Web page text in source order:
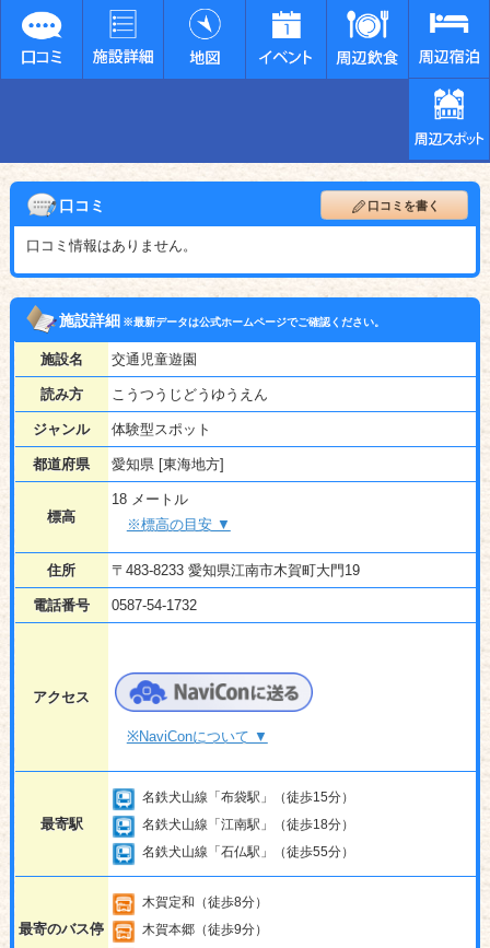
口コミ 口コミを書く
口コミ情報はありません。
施設詳細※最新データは公式ホームページでご確認ください。
施設名 交通児童遊園
読み方 こうつうじどうゆうえん
ジャンル 体験型スポット
都道府県 愛知県 [東海地方]
標高
18 メートル
※標高の目安 ▼
住所 〒483-8233 愛知県江南市木賀町大門19
電話番号 0587-54-1732
アクセス
※NaviConについて ▼
最寄駅
名鉄犬山線「布袋駅」（徒歩15分）
名鉄犬山線「江南駅」（徒歩18分）
名鉄犬山線「石仏駅」（徒歩55分）
最寄のバス停
木賀定和（徒歩8分）
木賀本郷（徒歩9分）